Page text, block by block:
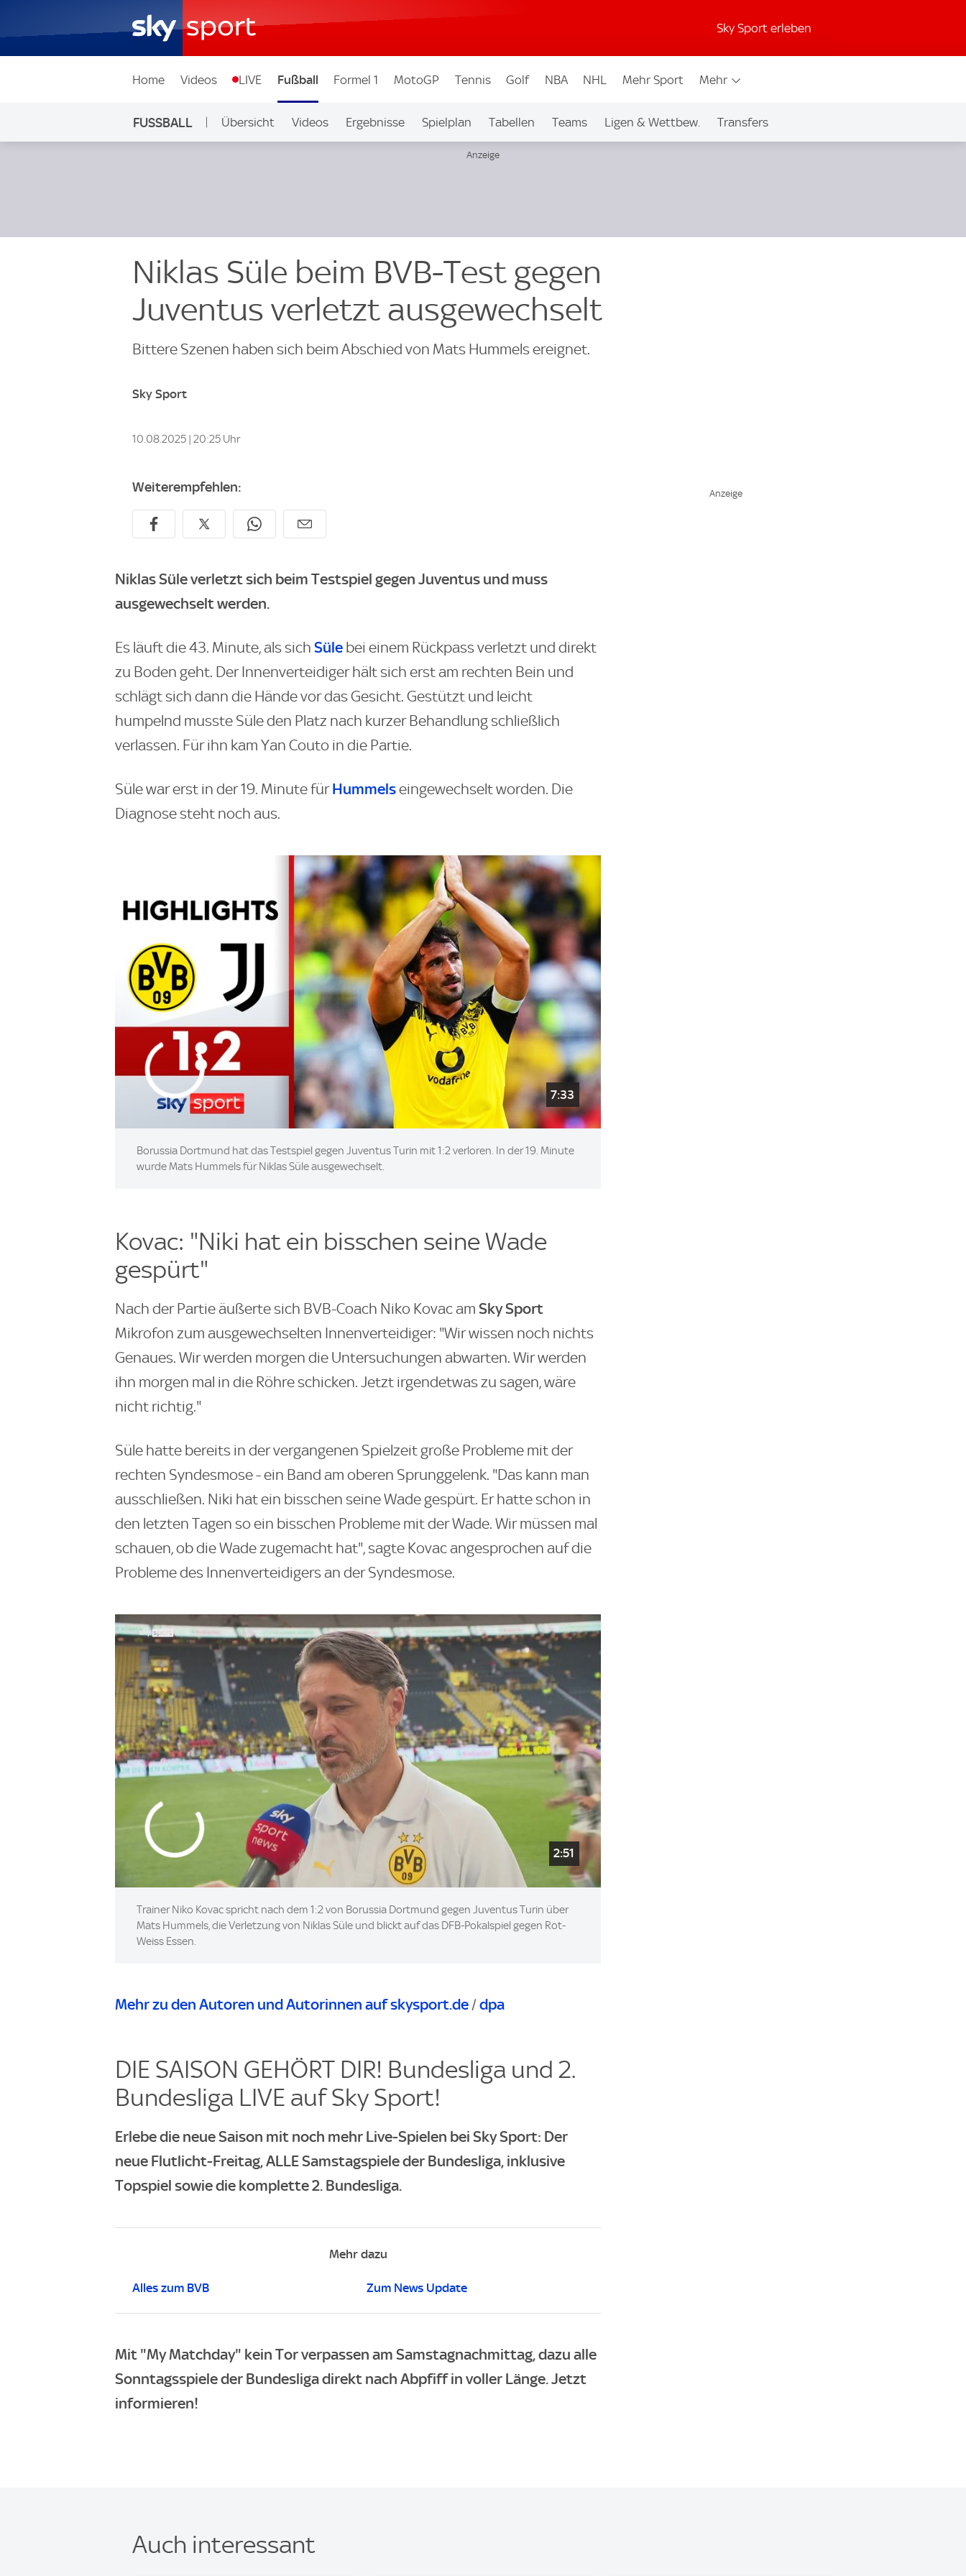
Sky Sport erleben
Home Videos LIVE Fußball Formel 1 MotoGP Tennis Golf NBA NHL Mehr Sport Mehr
FUSSBALL Übersicht Videos Ergebnisse Spielplan Tabellen Teams Ligen & Wettbew. Transfers
Niklas Süle beim BVB-Test gegen
Juventus verletzt ausgewechselt
Bittere Szenen haben sich beim Abschied von Mats Hummels ereignet.
Sky Sport
10.08.2025 | 20:25 Uhr
Weiterempfehlen:
Niklas Süle verletzt sich beim Testspiel gegen Juventus und muss
ausgewechselt werden.
Es läuft die 43. Minute, als sich Süle bei einem Rückpass verletzt und direkt
zu Boden geht. Der Innenverteidiger hält sich erst am rechten Bein und
schlägt sich dann die Hände vor das Gesicht. Gestützt und leicht
humpelnd musste Süle den Platz nach kurzer Behandlung schließlich
verlassen. Für ihn kam Yan Couto in die Partie.
Süle war erst in der 19. Minute fürHummelseingewechselt worden. Die
Diagnose steht noch aus.
7:33
Borussia Dortmund hat das Testspiel gegen Juventus Turin mit 1:2 verloren. In der 19. Minute
wurde Mats Hummels für Niklas Süle ausgewechselt.
Kovac: "Niki hat ein bisschen seine Wade
gespürt"
Nach der Partie äußerte sich BVB-Coach Niko Kovac am Sky Sport
Mikrofon zum ausgewechselten Innenverteidiger: "Wir wissen noch nichts
Genaues. Wir werden morgen die Untersuchungen abwarten. Wir werden
ihn morgen mal in die Röhre schicken. Jetzt irgendetwas zu sagen, wäre
nicht richtig."
Süle hatte bereits in der vergangenen Spielzeit große Probleme mit der
rechten Syndesmose - ein Band am oberen Sprunggelenk. "Das kann man
ausschließen. Niki hat ein bisschen seine Wade gespürt. Er hatte schon in
den letzten Tagen so ein bisschen Probleme mit der Wade. Wir müssen mal
schauen, ob die Wade zugemacht hat", sagte Kovac angesprochen auf die
Probleme des Innenverteidigers an der Syndesmose.
2:51
Trainer Niko Kovac spricht nach dem 1:2 von Borussia Dortmund gegen Juventus Turin über
Mats Hummels, die Verletzung von Niklas Süle und blickt auf das DFB-Pokalspiel gegen Rot-
Weiss Essen.
Mehr zu den Autoren und Autorinnen auf skysport.de /dpa
DIE SAISON GEHÖRT DIR! Bundesliga und 2.
Bundesliga LIVE auf Sky Sport!
Erlebe die neue Saison mit noch mehr Live-Spielen bei Sky Sport: Der
neue Flutlicht-Freitag, ALLE Samstagspiele der Bundesliga, inklusive
Topspiel sowie die komplette 2. Bundesliga.
Mehr dazu
Alles zum BVB Zum News Update
Mit "My Matchday" kein Tor verpassen am Samstagnachmittag, dazu alle
Sonntagsspiele der Bundesliga direkt nach Abpfiff in voller Länge. Jetzt
informieren!
Auch interessant